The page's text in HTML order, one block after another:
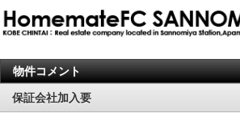
物件コメント
保証会社加入要